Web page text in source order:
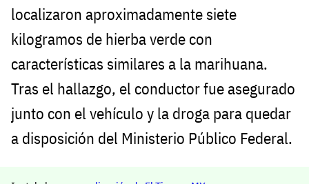
localizaron aproximadamente siete
kilogramos de hierba verde con
características similares a la marihuana.
Tras el hallazgo, el conductor fue asegurado
junto con el vehículo y la droga para quedar
a disposición del Ministerio Público Federal.